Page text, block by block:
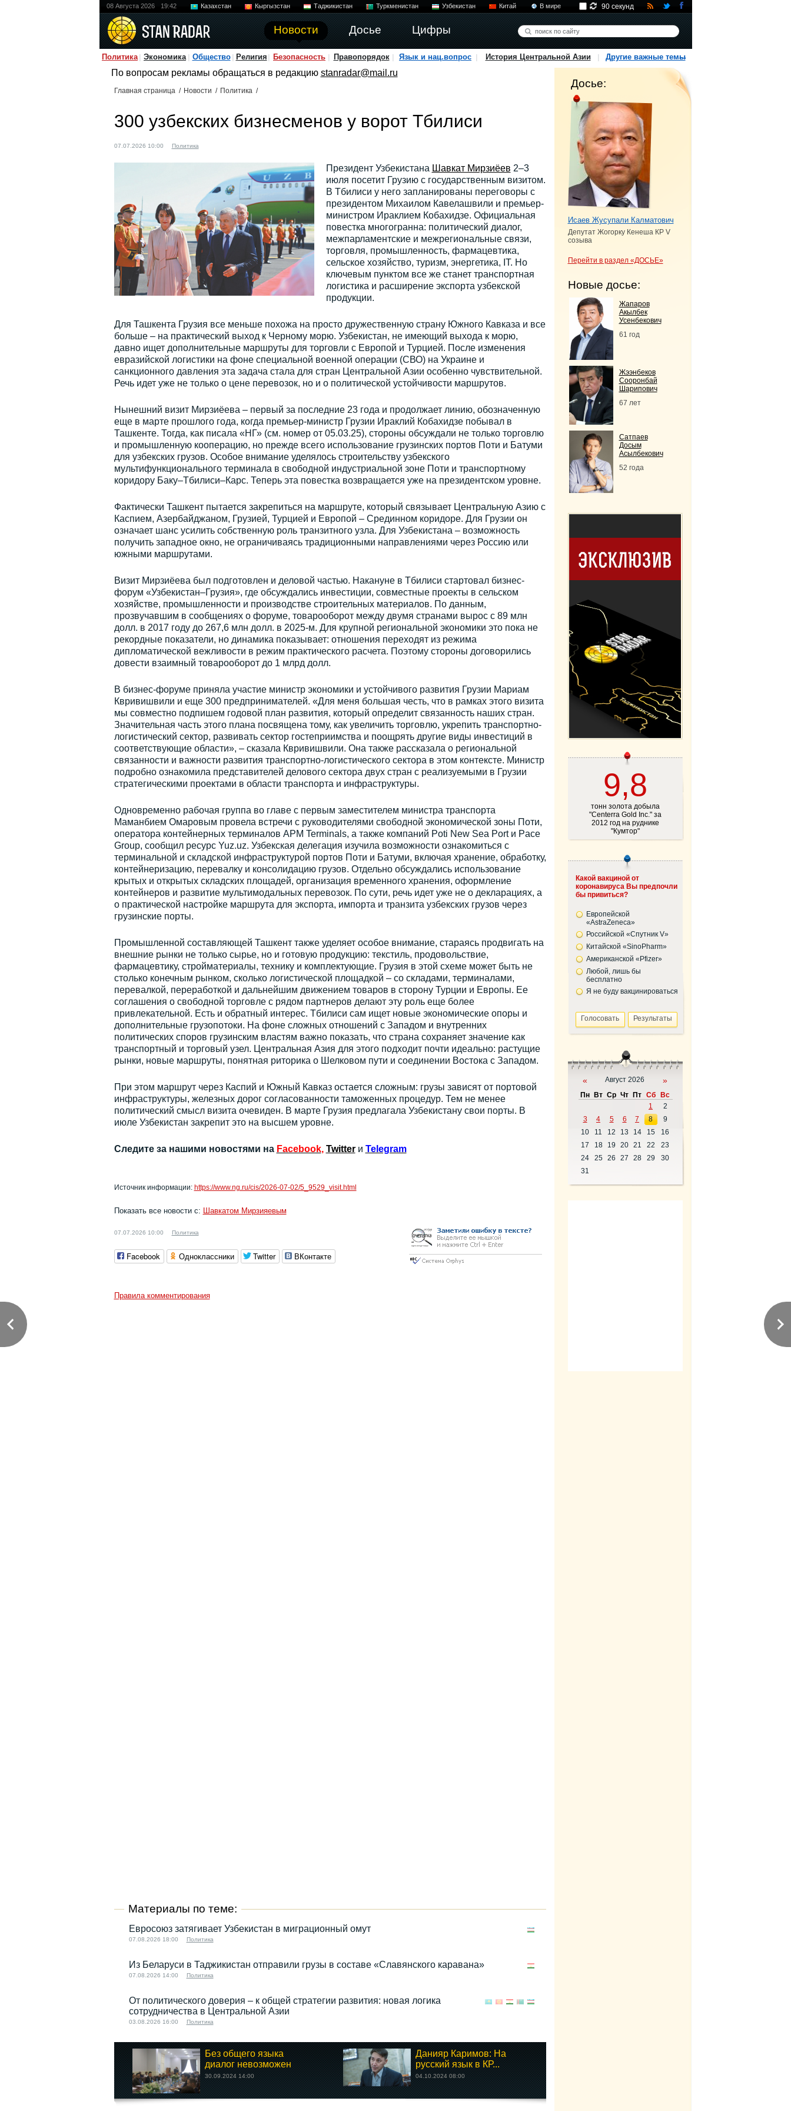
08 Августа 2026 19:42 Казахстан Кыргызстан Таджикистан Туркменистан Узбекистан Китай В мире
Новости Досье Цифры
90 секунд
Политика Экономика Общество Религия Безопасность Правопорядок Язык и нац.вопрос История Центральной Азии Другие важные темы
По вопросам рекламы обращаться в редакцию stanradar@mail.ru
Главная страница / Новости / Политика /
300 узбекских бизнесменов у ворот Тбилиси
07.07.2026 10:00 Политика
Президент Узбекистана Шавкат Мирзиёев 2–3
июля посетит Грузию с государственным визитом.
В Тбилиси у него запланированы переговоры с
президентом Михаилом Кавелашвили и премьер-
министром Ираклием Кобахидзе. Официальная
повестка многогранна: политический диалог,
межпарламентские и межрегиональные связи,
торговля, промышленность, фармацевтика,
сельское хозяйство, туризм, энергетика, IT. Но
ключевым пунктом все же станет транспортная
логистика и расширение экспорта узбекской
продукции.
Для Ташкента Грузия все меньше похожа на просто дружественную страну Южного Кавказа и все
больше – на практический выход к Черному морю. Узбекистан, не имеющий выхода к морю,
давно ищет дополнительные маршруты для торговли с Европой и Турцией. После изменения
евразийской логистики на фоне специальной военной операции (СВО) на Украине и
санкционного давления эта задача стала для стран Центральной Азии особенно чувствительной.
Речь идет уже не только о цене перевозок, но и о политической устойчивости маршрутов.
Нынешний визит Мирзиёева – первый за последние 23 года и продолжает линию, обозначенную
еще в марте прошлого года, когда премьер-министр Грузии Ираклий Кобахидзе побывал в
Ташкенте. Тогда, как писала «НГ» (см. номер от 05.03.25), стороны обсуждали не только торговлю
и промышленную кооперацию, но прежде всего использование грузинских портов Поти и Батуми
для узбекских грузов. Особое внимание уделялось строительству узбекского
мультифункционального терминала в свободной индустриальной зоне Поти и транспортному
коридору Баку–Тбилиси–Карс. Теперь эта повестка возвращается уже на президентском уровне.
Фактически Ташкент пытается закрепиться на маршруте, который связывает Центральную Азию с
Каспием, Азербайджаном, Грузией, Турцией и Европой – Срединном коридоре. Для Грузии он
означает шанс усилить собственную роль транзитного узла. Для Узбекистана – возможность
получить западное окно, не ограничиваясь традиционными направлениями через Россию или
южными маршрутами.
Визит Мирзиёева был подготовлен и деловой частью. Накануне в Тбилиси стартовал бизнес-
форум «Узбекистан–Грузия», где обсуждались инвестиции, совместные проекты в сельском
хозяйстве, промышленности и производстве строительных материалов. По данным,
прозвучавшим в сообщениях о форуме, товарооборот между двумя странами вырос с 89 млн
долл. в 2017 году до 267,6 млн долл. в 2025-м. Для крупной региональной экономики это пока не
рекордные показатели, но динамика показывает: отношения переходят из режима
дипломатической вежливости в режим практического расчета. Поэтому стороны договорились
довести взаимный товарооборот до 1 млрд долл.
В бизнес-форуме приняла участие министр экономики и устойчивого развития Грузии Мариам
Квривишвили и еще 300 предпринимателей. «Для меня большая честь, что в рамках этого визита
мы совместно подпишем годовой план развития, который определит связанность наших стран.
Значительная часть этого плана посвящена тому, как увеличить торговлю, укрепить транспортно-
логистический сектор, развивать сектор гостеприимства и поощрять другие виды инвестиций в
соответствующие области», – сказала Квривишвили. Она также рассказала о региональной
связанности и важности развития транспортно-логистического сектора в этом контексте. Министр
подробно ознакомила представителей делового сектора двух стран с реализуемыми в Грузии
стратегическими проектами в области транспорта и инфраструктуры.
Одновременно рабочая группа во главе с первым заместителем министра транспорта
Маманбием Омаровым провела встречи с руководителями свободной экономической зоны Поти,
оператора контейнерных терминалов APM Terminals, а также компаний Poti New Sea Port и Pace
Group, сообщил ресурс Yuz.uz. Узбекская делегация изучила возможности ознакомиться с
терминальной и складской инфраструктурой портов Поти и Батуми, включая хранение, обработку,
контейнеризацию, перевалку и консолидацию грузов. Отдельно обсуждались использование
крытых и открытых складских площадей, организация временного хранения, оформление
контейнеров и развитие мультимодальных перевозок. По сути, речь идет уже не о декларациях, а
о практической настройке маршрута для экспорта, импорта и транзита узбекских грузов через
грузинские порты.
Промышленной составляющей Ташкент также уделяет особое внимание, стараясь продвигать на
внешние рынки не только сырье, но и готовую продукцию: текстиль, продовольствие,
фармацевтику, стройматериалы, технику и комплектующие. Грузия в этой схеме может быть не
столько конечным рынком, сколько логистической площадкой – со складами, терминалами,
перевалкой, переработкой и дальнейшим движением товаров в сторону Турции и Европы. Ее
соглашения о свободной торговле с рядом партнеров делают эту роль еще более
привлекательной. Есть и обратный интерес. Тбилиси сам ищет новые экономические опоры и
дополнительные грузопотоки. На фоне сложных отношений с Западом и внутренних
политических споров грузинским властям важно показать, что страна сохраняет значение как
транспортный и торговый узел. Центральная Азия для этого подходит почти идеально: растущие
рынки, новые маршруты, понятная риторика о Шелковом пути и соединении Востока с Западом.
При этом маршрут через Каспий и Южный Кавказ остается сложным: грузы зависят от портовой
инфраструктуры, железных дорог согласованности таможенных процедур. Тем не менее
политический смысл визита очевиден. В марте Грузия предлагала Узбекистану свои порты. В
июле Узбекистан закрепит это на высшем уровне.
Следите за нашими новостями на Facebook, Twitter и Telegram
Источник информации: https://www.ng.ru/cis/2026-07-02/5_9529_visit.html
Показать все новости с: Шавкатом Мирзияевым
07.07.2026 10:00 Политика
Facebook Одноклассники Twitter ВКонтакте
Правила комментирования
Материалы по теме:
Евросоюз затягивает Узбекистан в миграционный омут
07.08.2026 18:00 Политика
Из Беларуси в Таджикистан отправили грузы в составе «Славянского каравана»
07.08.2026 14:00 Политика
От политического доверия – к общей стратегии развития: новая логика
сотрудничества в Центральной Азии
03.08.2026 16:00 Политика
Без общего языка
диалог невозможен
30.09.2024 14:00
Данияр Каримов: На
русский язык в КР...
04.10.2024 08:00
Досье:
Исаев Жусупали Калматович
Депутат Жогорку Кенеша КР V
созыва
Перейти в раздел «ДОСЬЕ»
Новые досье:
Жапаров
Акылбек
Усенбекович
61 год
Жээнбеков
Сооронбай
Шарипович
67 лет
Сатпаев
Досым
Асылбекович
52 года
9,8
тонн золота добыла
"Centerra Gold Inc." за
2012 год на руднике
"Кумтор"
Какой вакциной от
коронавируса Вы предпочли
бы привиться?
Европейской
«AstraZeneca»
Российской «Спутник V»
Китайской «SinoPharm»
Американской «Pfizer»
Любой, лишь бы
бесплатно
Я не буду вакцинироваться
« Август 2026 »
Пн Вт Ср Чт Пт Сб
Вс
1
2
3
4 5 6 7 8
9
10
11 12 13 14 15
16
17
18 19 20 21 22
23
24
25 26 27 28 29
30
31